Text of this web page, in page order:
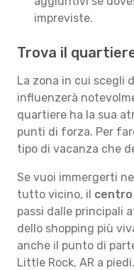
impreviste.
Trova il
La zona in cui scegli
influenzerà
quartiere ha la sua
punti di forza. Per
tipo di vacanza che
Se vuoi immergerti
tutto vicino, il centro
passi dalle principali
dello shopping più
anche il punto di
Little Rock, AR a piedi.